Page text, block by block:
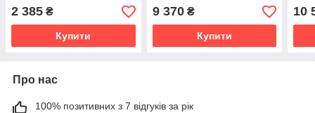
2 385 ₴
Купити
9 370₴
Купити
10
Про нас
100% позитивних з 7 відгуків за рік